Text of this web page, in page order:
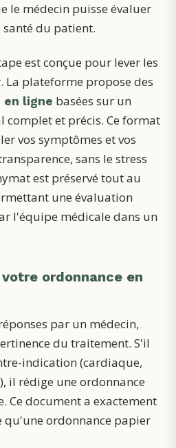
le médecin puisse évaluer
du patient.
est conçue pour lever les
La plateforme propose des
en ligne basées sur un
et précis. Ce format
vos symptômes et vos
sans le stress
est préservé tout au
une évaluation
l'équipe médicale dans un
ordonnance en
par un médecin,
du traitement. S'il
indication (cardiaque,
il rédige une ordonnance
Ce document a exactement
qu'une ordonnance papier